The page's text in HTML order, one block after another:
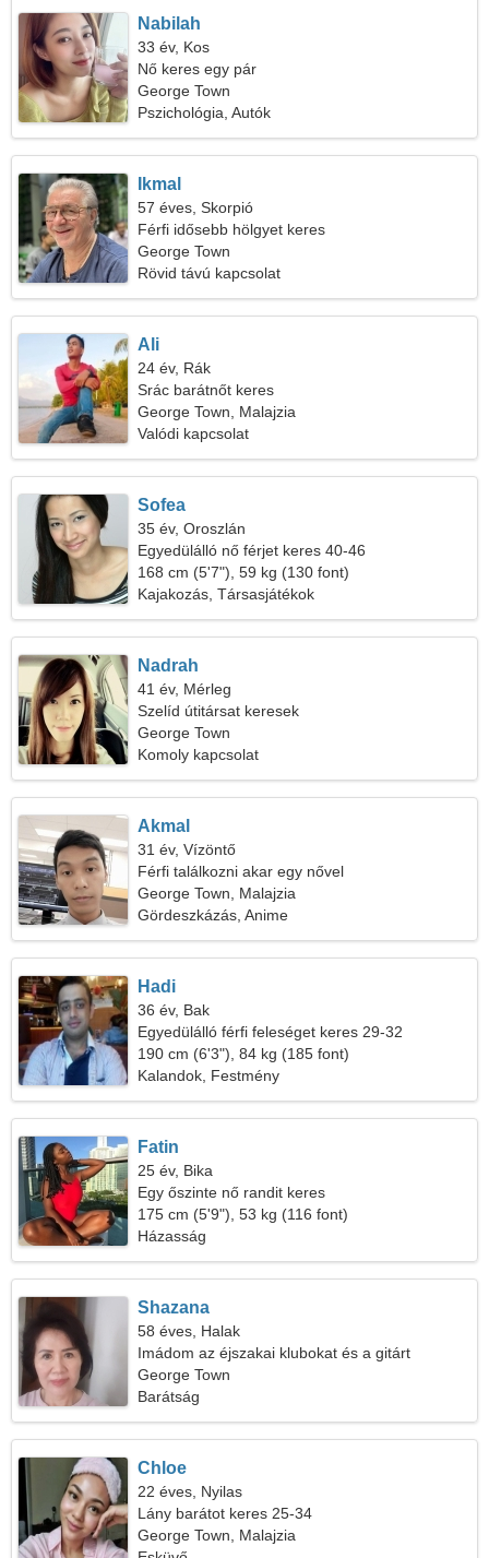
Nabilah
33 év, Kos
Nő keres egy pár
George Town
Pszichológia, Autók
Ikmal
57 éves, Skorpió
Férfi idősebb hölgyet keres
George Town
Rövid távú kapcsolat
Ali
24 év, Rák
Srác barátnőt keres
George Town, Malajzia
Valódi kapcsolat
Sofea
35 év, Oroszlán
Egyedülálló nő férjet keres 40-46
168 cm (5'7"), 59 kg (130 font)
Kajakozás, Társasjátékok
Nadrah
41 év, Mérleg
Szelíd útitársat keresek
George Town
Komoly kapcsolat
Akmal
31 év, Vízöntő
Férfi találkozni akar egy nővel
George Town, Malajzia
Gördeszkázás, Anime
Hadi
36 év, Bak
Egyedülálló férfi feleséget keres 29-32
190 cm (6'3"), 84 kg (185 font)
Kalandok, Festmény
Fatin
25 év, Bika
Egy őszinte nő randit keres
175 cm (5'9"), 53 kg (116 font)
Házasság
Shazana
58 éves, Halak
Imádom az éjszakai klubokat és a gitárt
George Town
Barátság
Chloe
22 éves, Nyilas
Lány barátot keres 25-34
George Town, Malajzia